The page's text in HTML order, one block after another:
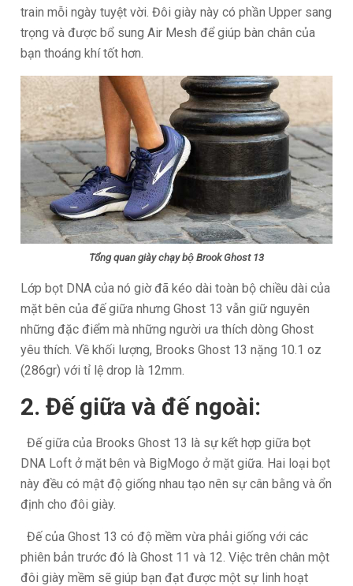
train mỗi ngày tuyệt vời. Đôi giày này có phần Upper sang
trọng và được bổ sung Air Mesh để giúp bàn chân của
bạn thoáng khí tốt hơn.
Tổng quan giày chạy bộ Brook Ghost 13
Lớp bọt DNA của nó giờ đã kéo dài toàn bộ chiều dài của
mặt bên của đế giữa nhưng Ghost 13 vẫn giữ nguyên
những đặc điểm mà những người ưa thích dòng Ghost
yêu thích. Về khối lượng, Brooks Ghost 13 nặng 10.1 oz
(286gr) với tỉ lệ drop là 12mm.
2. Đế giữa và đế ngoài:
Đế giữa của Brooks Ghost 13 là sự kết hợp giữa bọt
DNA Loft ở mặt bên và BigMogo ở mặt giữa. Hai loại bọt
này đều có mật độ giống nhau tạo nên sự cân bằng và ổn
định cho đôi giày.
Đế của Ghost 13 có độ mềm vừa phải giống với các
phiên bản trước đó là Ghost 11 và 12. Việc trên chân một
đôi giày mềm sẽ giúp bạn đạt được một sự linh hoạt